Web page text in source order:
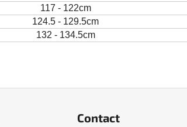
117 - 122cm
124.5 - 129.5cm
132 - 134.5cm
Contact